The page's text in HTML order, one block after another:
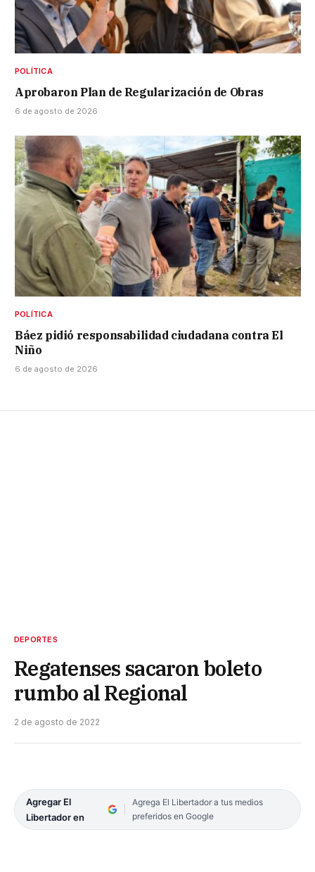
POLÍTICA
Aprobaron Plan de Regularización de Obras
6 de agosto de 2026
POLÍTICA
Báez pidió responsabilidad ciudadana contra El
Niño
6 de agosto de 2026
DEPORTES
Regatenses sacaron boleto
rumbo al Regional
2 de agosto de 2022
Agregar El
Libertador en
Agrega El Libertador a tus medios
preferidos en Google